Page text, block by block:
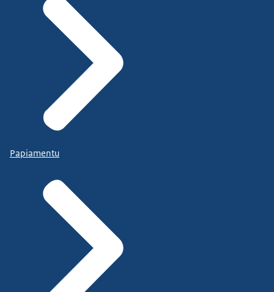
Papiamentu